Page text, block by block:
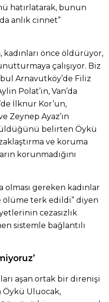
hatırlatarak, bunun
anlık cinnet”
önce öldürüyor,
çalışıyor. Biz
Arnavutköy’de Filiz
Polat’ın, Van’da
İlknur Kor’un,
Zeynep Ayaz’ın
belirten Öykü
ve koruma
korunmadığını
olması gereken kadınlar
ölüme terk edildi” diyen
cezasızlık
sistemle bağlantılı
aşan ortak bir direnişi
Uluocak,